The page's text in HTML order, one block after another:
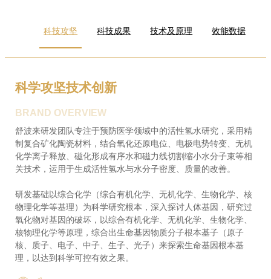
科技攻坚 科技成果 技术及原理 效能数据
科学攻坚技术创新
BRAND OVERVIEW
舒波来研发团队专注于预防医学领域中的活性氢水研究，采用精
制复合矿化陶瓷材料，结合氧化还原电位、电极电势转变、无机
化学离子释放、磁化形成有序水和磁力线切割缩小水分子束等相
关技术，运用于生成活性氢水与水分子密度、质量的改善。
研发基础以综合化学（综合有机化学、无机化学、生物化学、核
物理化学等基理）为科学研究根本，深入探讨人体基因，研究过
氧化物对基因的破坏，以综合有机化学、无机化学、生物化学、
核物理化学等原理，综合出生命基因物质分子根本基子（原子
核、质子、电子、中子、生子、光子）来探索生命基因根本基
理，以达到科学可控有效之果。